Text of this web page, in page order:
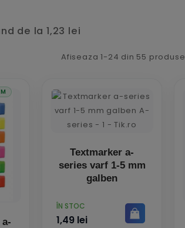
de la 1,23 lei
Afiseaza 1-24 din 55 produse
Textmarker a-
series varf 1-5 mm
galben
PRET
ÎN STOC
1,49 lei